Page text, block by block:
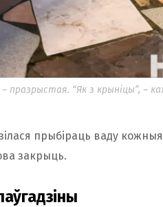
празрыстая. “Як з крыніцы”, –
прыбіраць ваду
закрыць.